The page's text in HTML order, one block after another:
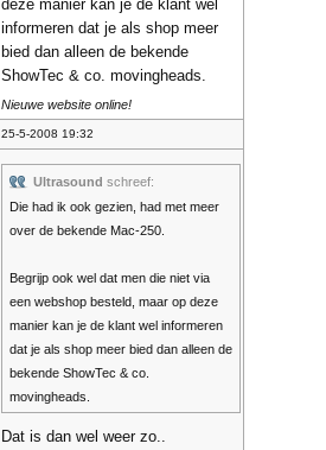
deze manier kan je de klant wel
informeren dat je als shop meer
bied dan alleen de bekende
ShowTec & co. movingheads.
Nieuwe website online!
25-5-2008 19:32
Ultrasound schreef:
Die had ik ook gezien, had met meer
over de bekende Mac-250.
Begrijp ook wel dat men die niet via
een webshop besteld, maar op deze
manier kan je de klant wel informeren
dat je als shop meer bied dan alleen de
bekende ShowTec & co.
movingheads.
Dat is dan wel weer zo..